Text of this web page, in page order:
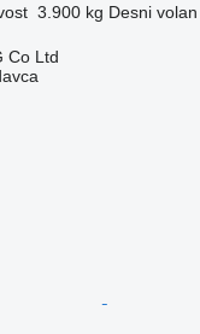
3.900 kg Desni volan
Co Ltd